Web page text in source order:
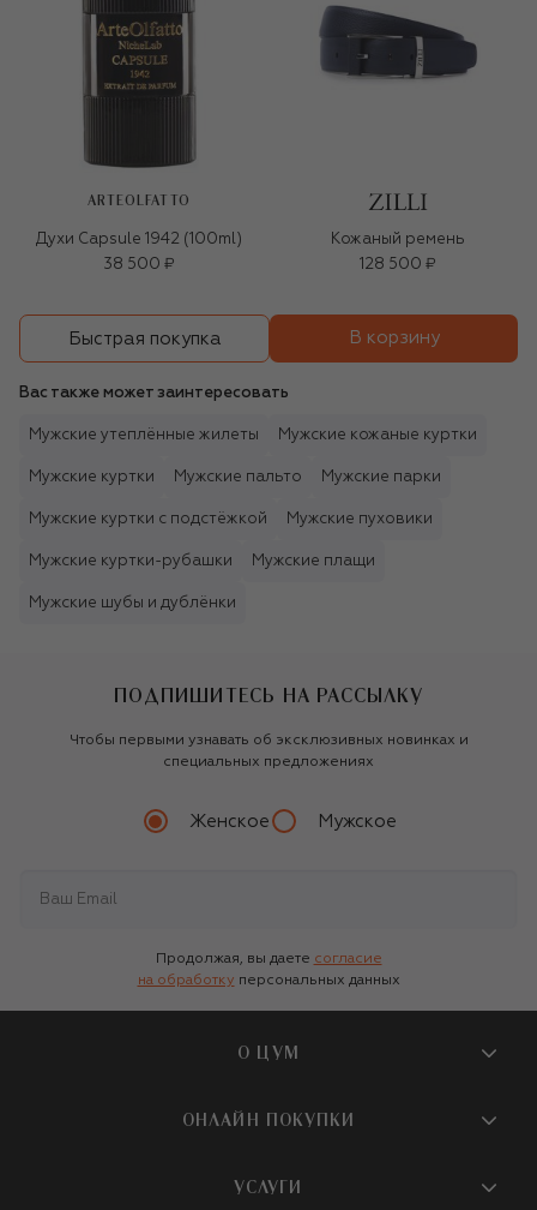
ARTEOLFATTO
Духи Capsule 1942 (100ml)
38 500 ₽
Кожаный ремень
128 500 ₽
Быстрая покупка В корзину
Вас также может заинтересовать
Мужские утеплённые жилеты Мужские кожаные куртки
Мужские куртки Мужские пальто Мужские парки
Мужские куртки с подстёжкой Мужские пуховики
Мужские куртки-рубашки Мужские плащи
Мужские шубы и дублёнки
ПОДПИШИТЕСЬ НА РАССЫЛКУ
Чтобы первыми узнавать об эксклюзивных новинках и
специальных предложениях
Женское Мужское
Продолжая, вы даете согласие
на обработку персональных данных
О ЦУМ
О магазине
Бутики и ПВЗ ЦУМ
ОНЛАЙН ПОКУПКИ
УСЛУГИ